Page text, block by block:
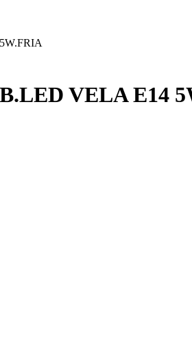
VELA E14